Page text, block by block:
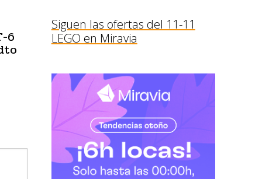
6
Siguen las ofertas del 11-11
LEGO en Miravia